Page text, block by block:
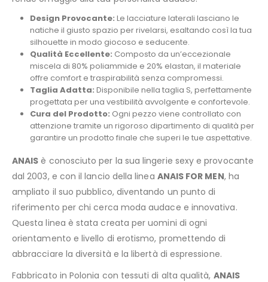
Design Provocante: Le lacciature laterali lasciano le
natiche il giusto spazio per rivelarsi, esaltando così la tua
silhouette in modo giocoso e seducente.
Qualità Eccellente: Composto da un’eccezionale
miscela di 80% poliammide e 20% elastan, il materiale
offre comfort e traspirabilità senza compromessi.
Taglia Adatta: Disponibile nella taglia S, perfettamente
progettata per una vestibilità avvolgente e confortevole.
Cura del Prodotto: Ogni pezzo viene controllato con
attenzione tramite un rigoroso dipartimento di qualità per
garantire un prodotto finale che superi le tue aspettative.
ANAIS è conosciuto per la sua lingerie sexy e provocante
dal 2003, e con il lancio della linea ANAIS FOR MEN, ha
ampliato il suo pubblico, diventando un punto di
riferimento per chi cerca moda audace e innovativa.
Questa linea è stata creata per uomini di ogni
orientamento e livello di erotismo, promettendo di
abbracciare la diversità e la libertà di espressione.
Fabbricato in Polonia con tessuti di alta qualità, ANAIS